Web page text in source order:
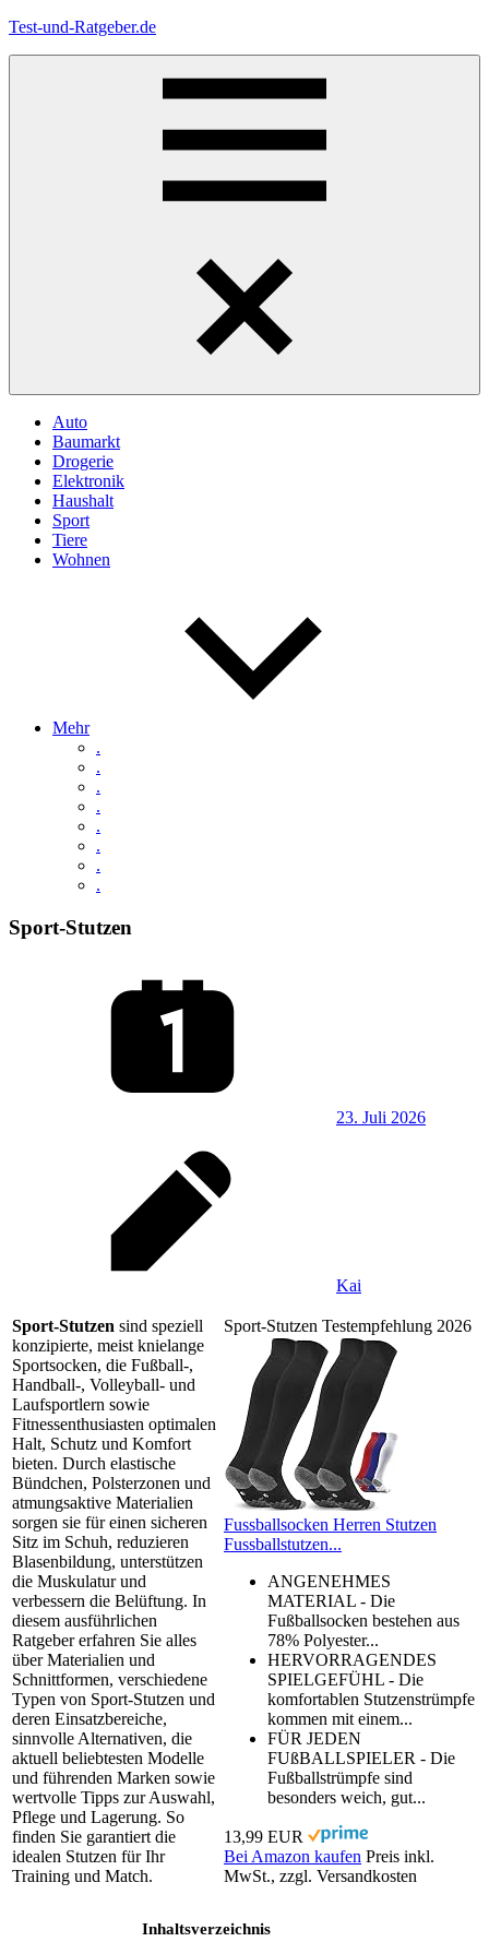
Zum
Test-und-Ratgeber.de
Auto
Baumarkt
Drogerie
Elektronik
Haushalt
Sport
Tiere
Wohnen
Mehr
.
.
.
.
.
.
.
.
Sport-Stutzen
23. Juli 2026
Kai
Sport-Stutzen sind speziell
konzipierte, meist knielange
Sportsocken, die Fußball-,
Handball-, Volleyball- und
Laufsportlern sowie
Fitnessenthusiasten optimalen
Halt, Schutz und Komfort
bieten. Durch elastische
Bündchen, Polsterzonen und
atmungsaktive Materialien
sorgen sie für einen sicheren
Sitz im Schuh, reduzieren
Blasenbildung, unterstützen
die Muskulatur und
verbessern die Belüftung. In
diesem ausführlichen
Ratgeber erfahren Sie alles
über Materialien und
Schnittformen, verschiedene
Typen von Sport-Stutzen und
deren Einsatzbereiche,
sinnvolle Alternativen, die
aktuell beliebtesten Modelle
und führenden Marken sowie
wertvolle Tipps zur Auswahl,
Pflege und Lagerung. So
finden Sie garantiert die
idealen Stutzen für Ihr
Training und Match.
Sport-Stutzen Testempfehlung 2026
Fussballsocken Herren Stutzen
Fussballstutzen...
ANGENEHMES
MATERIAL - Die
Fußballsocken bestehen aus
78% Polyester...
HERVORRAGENDES
SPIELGEFÜHL - Die
komfortablen Stutzenstrümpfe
kommen mit einem...
FÜR JEDEN
FUßBALLSPIELER - Die
Fußballstrümpfe sind
besonders weich, gut...
13,99 EUR
Bei Amazon kaufen Preis inkl.
MwSt., zzgl. Versandkosten
Inhaltsverzeichnis